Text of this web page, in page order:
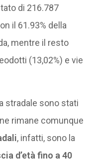
di 216.787
il 61.93% della
mentre il resto
(13,02%) e vie
stradale sono stati
rimane comunque
, infatti, sono la
d’età fino a 40